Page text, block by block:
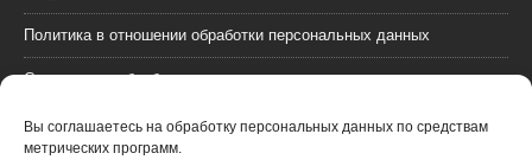
Вы соглашаетесь на обработку персональных данных по средствам
метрических программ.
Политика в отношении обработки персональных данных
Согласие на обработку персональных данных
Пользовательское соглашение (оферта)